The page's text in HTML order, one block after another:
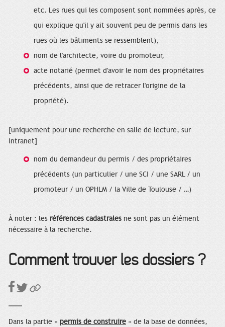
etc. Les rues qui les composent sont nommées après, ce
qui explique qu'il y ait souvent peu de permis dans les
rues où les bâtiments se ressemblent),
nom de l'architecte, voire du promoteur,
acte notarié (permet d'avoir le nom des propriétaires
précédents, ainsi que de retracer l'origine de la
propriété).
[uniquement pour une recherche en salle de lecture, sur
Intranet]
nom du demandeur du permis / des propriétaires
précédents (un particulier / une SCI / une SARL / un
promoteur / un OPHLM / la Ville de Toulouse / …)
À noter : les références cadastrales ne sont pas un élément
nécessaire à la recherche.
Comment trouver les dossiers ?
Dans la partie « permis de construire » de la base de données,